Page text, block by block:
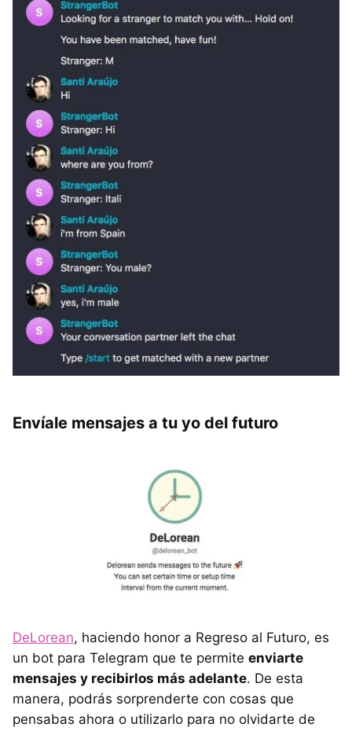
Envíale mensajes a tu yo del futuro
DeLorean, haciendo honor a Regreso al Futuro, es
un bot para Telegram que te permite enviarte
mensajes y recibirlos más adelante. De esta
manera, podrás sorprenderte con cosas que
pensabas ahora o utilizarlo para no olvidarte de